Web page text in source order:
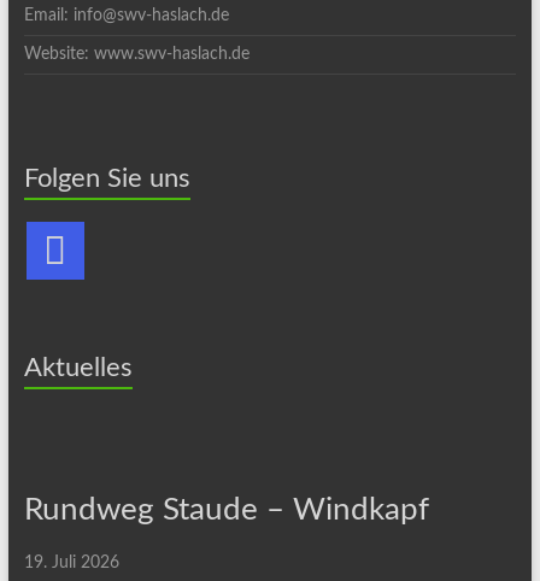
Email: info@swv-haslach.de
Website: www.swv-haslach.de
Folgen Sie uns
Aktuelles
Rundweg Staude – Windkapf
19. Juli 2026